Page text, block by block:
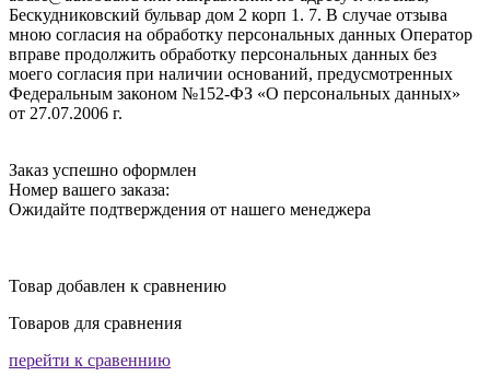
Бескудниковский бульвар дом 2 корп 1. 7. В случае отзыва
мною согласия на обработку персональных данных Оператор
вправе продолжить обработку персональных данных без
моего согласия при наличии оснований, предусмотренных
Федеральным законом №152-ФЗ «О персональных данных»
от 27.07.2006 г.
Заказ успешно оформлен
Номер вашего заказа:
Ожидайте подтверждения от нашего менеджера
Товар добавлен к сравнению
Товаров для сравнения
перейти к сравеннию